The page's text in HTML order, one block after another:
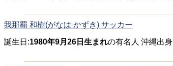
我那覇 和樹(がなは かずき) サッカー
誕生日:1980年9月26日生まれの有名人 沖縄出身